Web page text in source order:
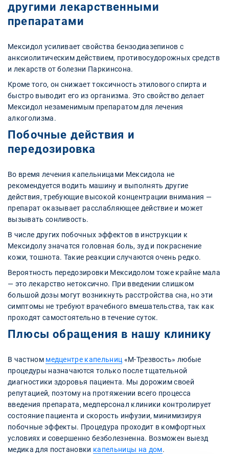
другими лекарственными
препаратами
Мексидол усиливает свойства бензодиазепинов с
анксиолитическим действием, противосудорожных средств
и лекарств от болезни Паркинсона.
Кроме того, он снижает токсичность этилового спирта и
быстро выводит его из организма. Это свойство делает
Мексидол незаменимым препаратом для лечения
алкоголизма.
Побочные действия и
передозировка
Во время лечения капельницами Мексидола не
рекомендуется водить машину и выполнять другие
действия, требующие высокой концентрации внимания —
препарат оказывает расслабляющее действие и может
вызывать сонливость.
В числе других побочных эффектов в инструкции к
Мексидолу значатся головная боль, зуд и покраснение
кожи, тошнота. Такие реакции случаются очень редко.
Вероятность передозировки Мексидолом тоже крайне мала
— это лекарство нетоксично. При введении слишком
большой дозы могут возникнуть расстройства сна, но эти
симптомы не требуют врачебного вмешательства, так как
проходят самостоятельно в течение суток.
Плюсы обращения в нашу клинику
В частном медцентре капельниц «М-Трезвость» любые
процедуры назначаются только после тщательной
диагностики здоровья пациента. Мы дорожим своей
репутацией, поэтому на протяжении всего процесса
введения препарата, медперсонал клиники контролирует
состояние пациента и скорость инфузии, минимизируя
побочные эффекты. Процедура проходит в комфортных
условиях и совершенно безболезненна. Возможен выезд
медика для постановки капельницы на дом.